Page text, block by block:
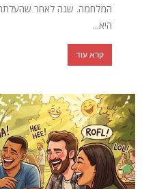
המלחמה. שנה לאחר שהעלתה
היא...
קרא עוד